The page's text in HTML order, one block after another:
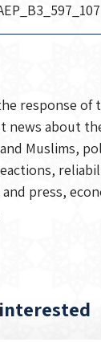
response of
about
Muslims,
press,